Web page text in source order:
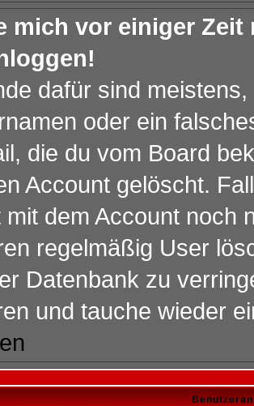
mich vor einiger
dafür sind
oder ein
die du vom Board
Account gelöscht.
mit dem Account noch
regelmäßig User
Datenbank zu
und tauche wieder